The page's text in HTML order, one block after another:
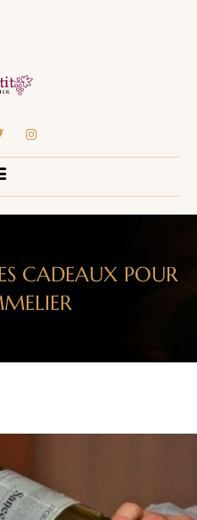
CADEAUX POUR